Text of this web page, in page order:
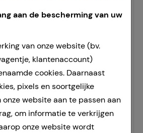
aan de bescherming van uw
van onze website (bv.
klantenaccount)
cookies. Daarnaast
pixels en soortgelijke
website aan te passen aan
om informatie te verkrijgen
onze website wordt